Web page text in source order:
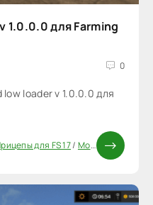
1.0.0.0 для Farming
0
loader v 1.0.0.0 для
для FS 17/ Моды ФС 17